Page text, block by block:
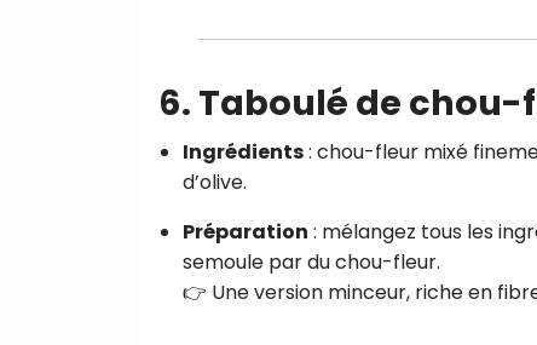
6. Taboulé de
Ingrédients: chou-fleur mixé
d’olive.
Préparation : mélangez tous les
semoule par du chou-fleur.
👉 Une version minceur, riche en